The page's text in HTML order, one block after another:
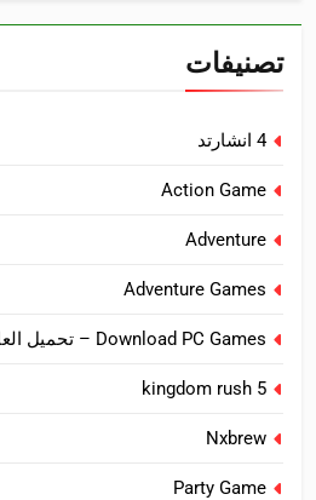
تصنيفات
4 انشارتد
Action Game
Adventure
Adventure Games
Download PC Games – تحميل العاب الويندوز
kingdom rush 5
Nxbrew
Party Game